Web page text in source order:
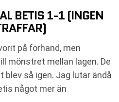
BETIS 1-1 (INGEN
på förhand, men
mönstret mellan lagen. De
så igen. Jag lutar ändå
något mer än